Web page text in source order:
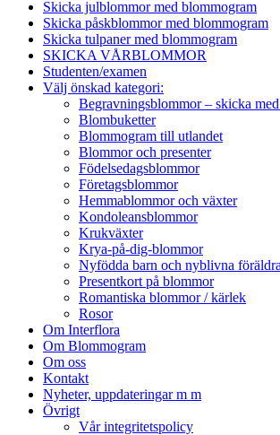
Skicka julblommor med blommogram
Skicka påskblommor med blommogram
Skicka tulpaner med blommogram
SKICKA VÅRBLOMMOR
Studenten/examen
Välj önskad kategori:
Begravningsblommor – skicka
Blombuketter
Blommogram till utlandet
Blommor och presenter
Födelsedagsblommor
Företagsblommor
Hemmablommor och växter
Kondoleansblommor
Krukväxter
Krya-på-dig-blommor
Nyfödda barn och nyblivna
Presentkort på blommor
Romantiska blommor / kärlek
Rosor
Om Interflora
Om Blommogram
Om oss
Kontakt
Nyheter, uppdateringar m m
Övrigt
Vår integritetspolicy